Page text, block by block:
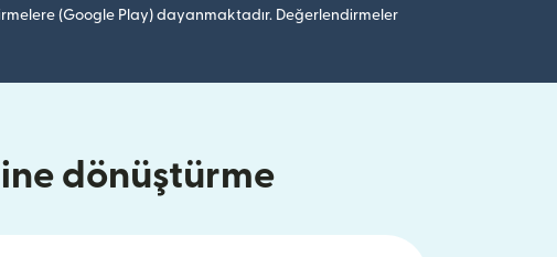
(Google Play) dayanmaktadır. Değerlendirmeler
dönüştürme